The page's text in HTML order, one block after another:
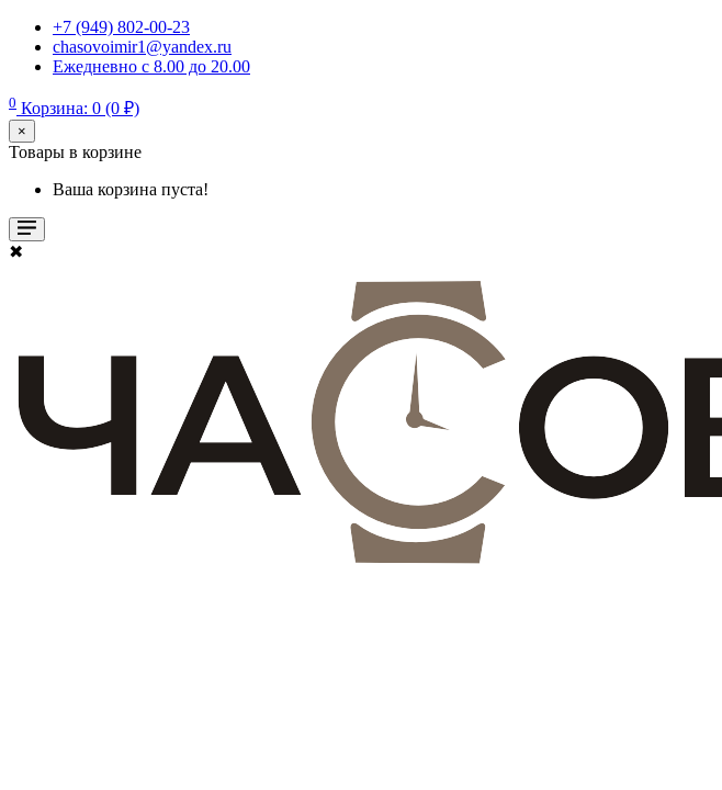
+7 (949) 802-00-23
chasovoimir1@yandex.ru
Ежедневно с 8.00 до 20.00
0 Корзина: 0 (0 ₽)
×
Товары в корзине
Ваша корзина пуста!
✖